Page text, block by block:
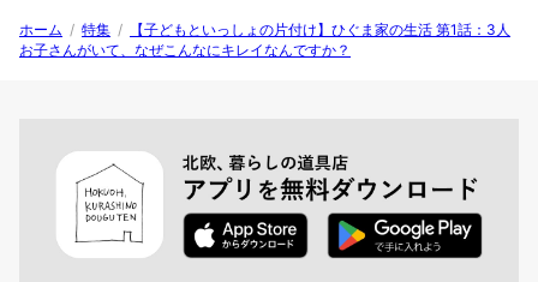
ホーム / 特集 /
【子どもといっしょの片付け】ひぐま家の生活 第1話：3人
お子さんがいて、なぜこんなにキレイなんですか？